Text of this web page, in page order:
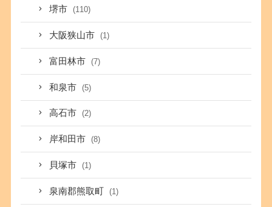
堺市 (110)
大阪狭山市 (1)
富田林市 (7)
和泉市 (5)
高石市 (2)
岸和田市 (8)
貝塚市 (1)
泉南郡熊取町 (1)